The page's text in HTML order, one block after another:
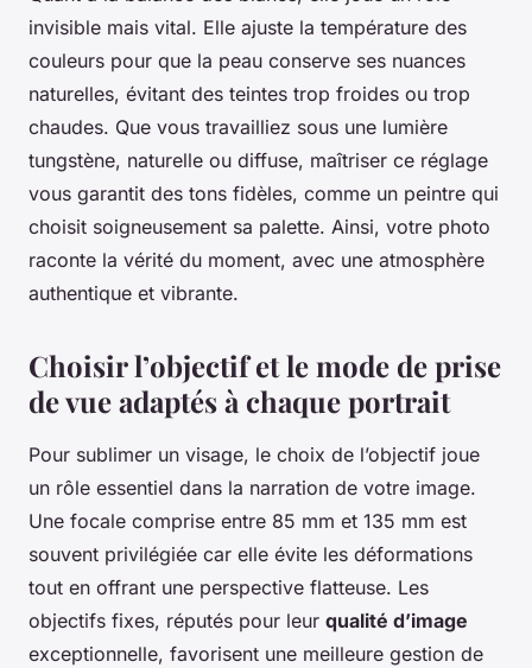
invisible mais vital. Elle ajuste la température des
couleurs pour que la peau conserve ses nuances
naturelles, évitant des teintes trop froides ou trop
chaudes. Que vous travailliez sous une lumière
tungstène, naturelle ou diffuse, maîtriser ce réglage
vous garantit des tons fidèles, comme un peintre qui
choisit soigneusement sa palette. Ainsi, votre photo
raconte la vérité du moment, avec une atmosphère
authentique et vibrante.
Choisir l’objectif et le mode de prise
de vue adaptés à chaque portrait
Pour sublimer un visage, le choix de l’objectif joue
un rôle essentiel dans la narration de votre image.
Une focale comprise entre 85 mm et 135 mm est
souvent privilégiée car elle évite les déformations
tout en offrant une perspective flatteuse. Les
objectifs fixes, réputés pour leur qualité d’image
exceptionnelle, favorisent une meilleure gestion de